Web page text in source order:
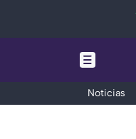
Noticias